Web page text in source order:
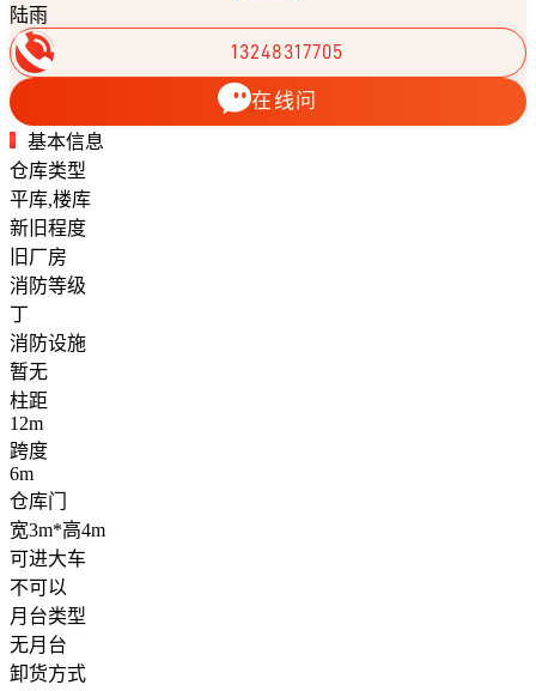
陆雨
13248317705
在线问
基本信息
仓库类型
平库,楼库
新旧程度
旧厂房
消防等级
丁
消防设施
暂无
柱距
12m
跨度
6m
仓库门
宽3m*高4m
可进大车
不可以
月台类型
无月台
卸货方式